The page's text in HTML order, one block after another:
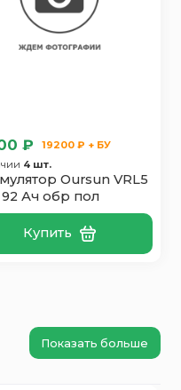
₽
19200 ₽ + БУ
4 шт.
Oursun VRL5
92 Ач обр пол
Купить
Показать больше